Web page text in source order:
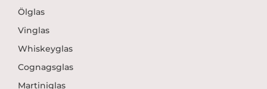
Ölglas
Vinglas
Whiskeyglas
Cognagsglas
Martiniglas